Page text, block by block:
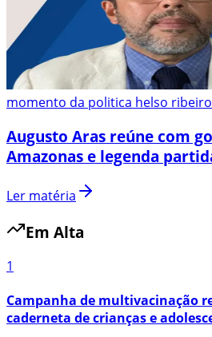
momento da politica helso ribeiro
Augusto Aras reúne com
Amazonas e legenda
Ler matéria
Em Alta
1
Campanha de multivacinação
caderneta de crianças e